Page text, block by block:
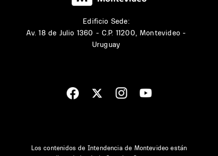
Edificio Sede:
Av. 18 de Julio 1360 - C.P. 11200, Montevideo -
Uruguay
Los contenidos de Intendencia de Montevideo están